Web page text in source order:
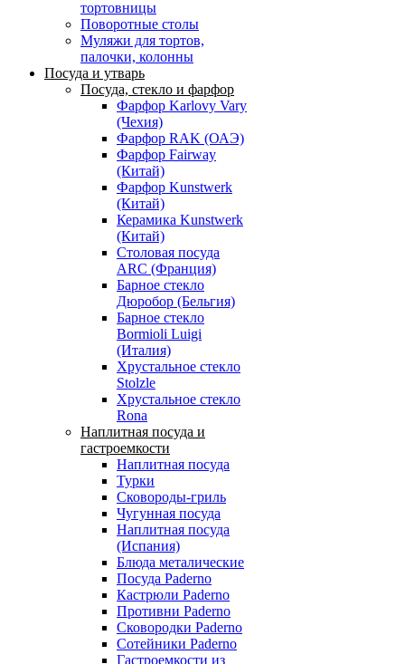
тортовницы
Поворотные столы
Муляжи для тортов,
палочки, колонны
Посуда и утварь
Посуда, стекло и фарфор
Фарфор Karlovy Vary
(Чехия)
Фарфор RAK (ОАЭ)
Фарфор Fairway
(Китай)
Фарфор Kunstwerk
(Китай)
Керамика Kunstwerk
(Китай)
Столовая посуда
ARC (Франция)
Барное стекло
Дюробор (Бельгия)
Барное стекло
Bormioli Luigi
(Италия)
Хрустальное стекло
Stolzle
Хрустальное стекло
Rona
Наплитная посуда и
гастроемкости
Наплитная посуда
Турки
Сковороды-гриль
Чугунная посуда
Наплитная посуда
(Испания)
Блюда металические
Посуда Paderno
Кастрюли Paderno
Противни Paderno
Сковородки Paderno
Сотейники Paderno
Гастроемкости из